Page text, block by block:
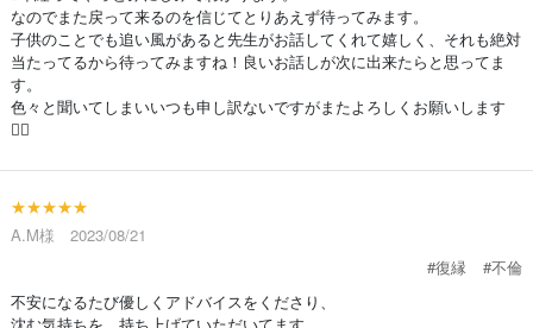
なのでまた戻って来るのを信じてとりあえず待ってみます。
子供のことでも追い風があると先生がお話してくれて嬉しく、それも絶対
当たってるから待ってみますね！良いお話しが次に出来たらと思ってま
す。
色々と聞いてしまいいつも申し訳ないですがまたよろしくお願いします
🙇‍♀️
★★★★★
A.M様 2023/08/21
#復縁
#不倫
不安になるたび優しくアドバイスをくださり、